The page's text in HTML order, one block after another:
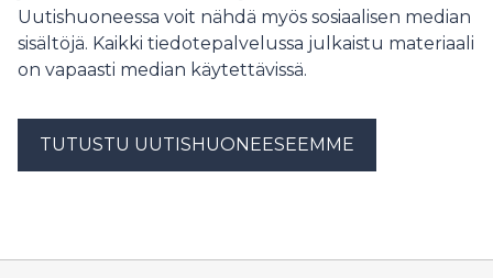
Uutishuoneessa voit nähdä myös sosiaalisen median
sisältöjä. Kaikki tiedotepalvelussa julkaistu materiaali
on vapaasti median käytettävissä.
TUTUSTU UUTISHUONEESEEMME